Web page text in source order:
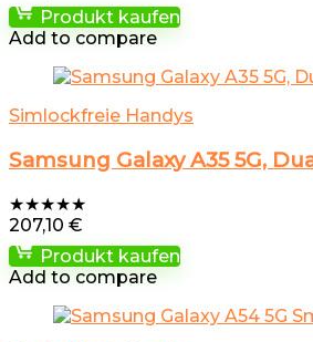
Produkt kaufen
Add to compare
Simlockfreie Handys
Samsung Galaxy A35 5G,
★★★★★
207,10 €
Produkt kaufen
Add to compare